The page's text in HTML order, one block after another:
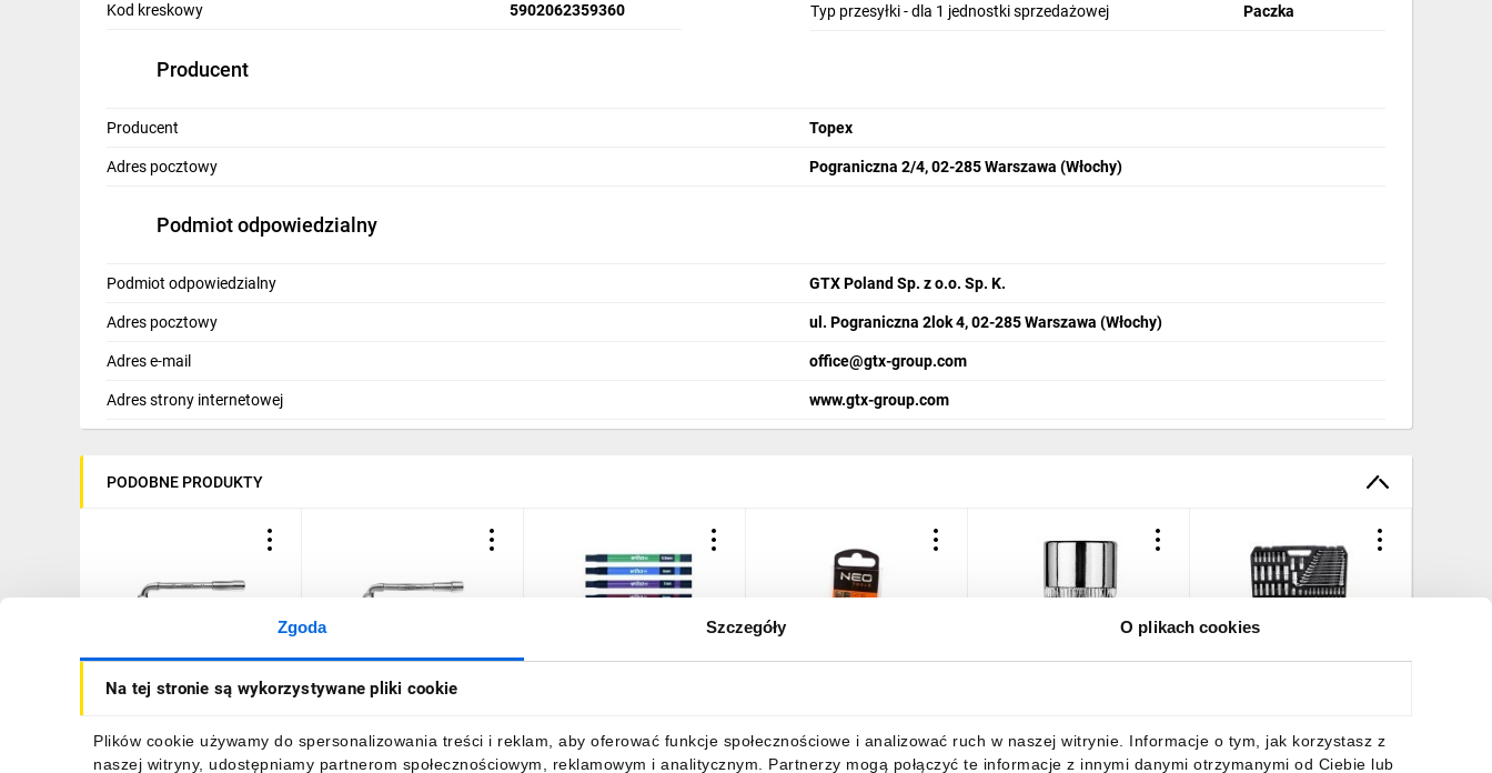
Zgoda Szczegóły O plikach cookies
Na tej stronie są wykorzystywane pliki cookie
Plików cookie używamy do spersonalizowania treści i reklam, aby oferować funkcje społecznościowe i analizować ruch w naszej witrynie. Informacje o tym, jak korzystasz z
naszej witryny, udostępniamy partnerom społecznościowym, reklamowym i analitycznym. Partnerzy mogą połączyć te informacje z innymi danymi otrzymanymi od Ciebie lub
Smart home
Elektromobilność
Kod kreskowy 5902062359360 Typ przesyłki - dla 1 jednostki sprzedażowej Paczka
Producent
Producent Topex
Adres pocztowy Pograniczna 2/4, 02-285 Warszawa (Włochy)
Podmiot odpowiedzialny
Podmiot odpowiedzialny GTX Poland Sp. z o.o. Sp. K.
Adres pocztowy ul. Pograniczna 2lok 4, 02-285 Warszawa (Włochy)
Adres e-mail office@gtx-group.com
Adres strony internetowej www.gtx-group.com
PODOBNE PRODUKTY
Klucz fajkowy 10 x 130
mm 09-205
10,32 złbrutto
Klucz fajkowy 13 x 150
mm 09-208
12,05 zł brutto 189,64 złbrutto 2,57 złbrutto 2,83 zł brutto 430,44 zł brutto